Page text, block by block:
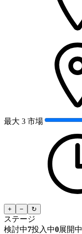
最大 3 市場
+ − ↻
ステージ
検討中7投入中0展開中